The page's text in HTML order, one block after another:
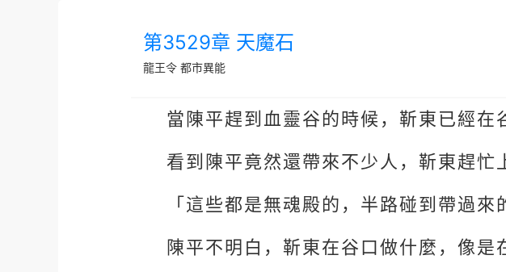
第3529章 天魔石
龍王令 都市異能
當陳平趕到血靈谷的時候，靳東已經在
看到陳平竟然還帶來不少人，靳東趕
「這些都是無魂殿的，半路碰到帶過來
陳平不明白，靳東在谷口做什麼，像是